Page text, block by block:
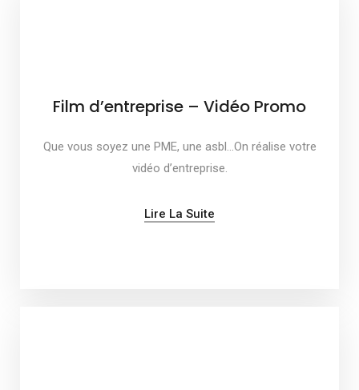
Film d’entreprise – Vidéo Promo
Que vous soyez une PME, une asbl…On réalise votre
vidéo d’entreprise.
Lire La Suite